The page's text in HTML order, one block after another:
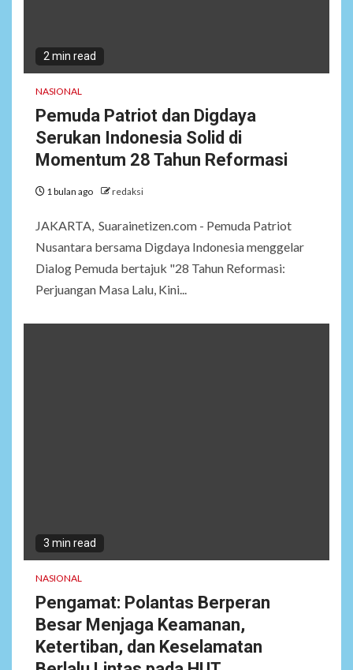
2 min read
NASIONAL
Pemuda Patriot dan Digdaya
Serukan Indonesia Solid di
Momentum 28 Tahun Reformasi
1 bulan ago redaksi
JAKARTA, Suarainetizen.com - Pemuda Patriot
Nusantara bersama Digdaya Indonesia menggelar
Dialog Pemuda bertajuk "28 Tahun Reformasi:
Perjuangan Masa Lalu, Kini...
3 min read
NASIONAL
Pengamat: Polantas Berperan
Besar Menjaga Keamanan,
Ketertiban, dan Keselamatan